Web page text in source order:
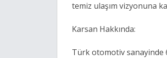
temiz ulaşım vizyonuna
Karsan Hakkında:
Türk otomotiv sanayinde